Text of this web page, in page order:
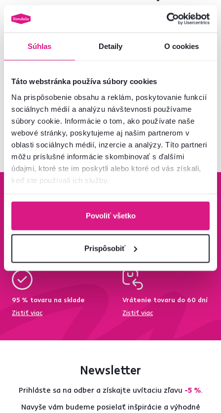
Súhlas Detaily O cookies
Táto webstránka používa súbory cookies
Na prispôsobenie obsahu a reklám, poskytovanie funkcií
sociálnych médií a analýzu návštevnosti používame
súbory cookie. Informácie o tom, ako používate naše
webové stránky, poskytujeme aj našim partnerom v
oblasti sociálnych médií, inzercie a analýzy. Títo partneri
môžu príslušné informácie skombinovať s ďalšími
údajmi, ktoré ste im poskytli alebo ktoré od vás získali,
keď ste používali ich služby.
Povoliť všetko
Prispôsobiť
Jedálenský rozkladací stôl, biely
545 €
Záhradný stôl, čierna
Pozreli ste 6 produktov z6
zadarmo
Zisti viac
95 % tovaru na sklade
Zistiť viac
Vrátenie tovaru do 60 dní
Zistiť viac
Newsletter
Prihláste sa na odber a získajte uvítaciu zľavu -5 %.
Navyše vám budeme posielať inšpirácie a výhodné